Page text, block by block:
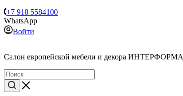
+7 918 5584100
WhatsApp
Войти
Cалон европейской мебели и декора ИНТЕРФОРМА